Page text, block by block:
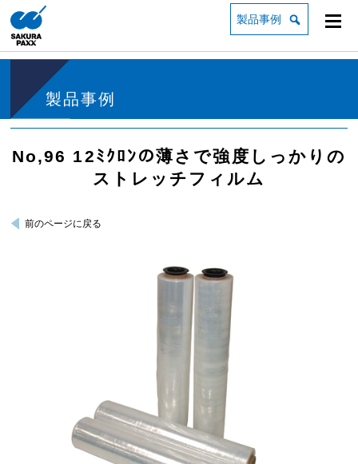
製品事例
製品事例
No,96 12ﾐｸﾛﾝの薄さで強度しっかりの
ストレッチフィルム
前のページに戻る